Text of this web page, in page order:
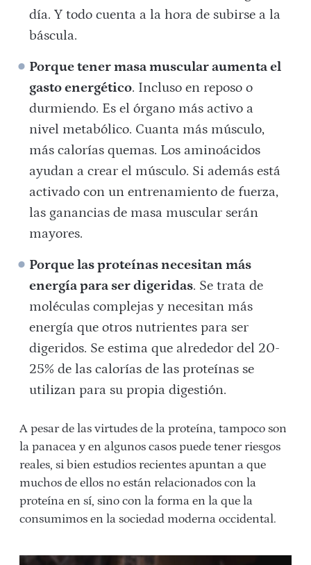
día. Y todo cuenta a la hora de subirse a la
báscula.
Porque tener masa muscular aumenta el
gasto energético. Incluso en reposo o
durmiendo. Es el órgano más activo a
nivel metabólico. Cuanta más músculo,
más calorías quemas. Los aminoácidos
ayudan a crear el músculo. Si además está
activado con un entrenamiento de fuerza,
las ganancias de masa muscular serán
mayores.
Porque las proteínas necesitan más
energía para ser digeridas. Se trata de
moléculas complejas y necesitan más
energía que otros nutrientes para ser
digeridos. Se estima que alrededor del 20-
25% de las calorías de las proteínas se
utilizan para su propia digestión.
A pesar de las virtudes de la proteína, tampoco son
la panacea y en algunos casos puede tener riesgos
reales, si bien estudios recientes apuntan a que
muchos de ellos no están relacionados con la
proteína en sí, sino con la forma en la que la
consumimos en la sociedad moderna occidental.